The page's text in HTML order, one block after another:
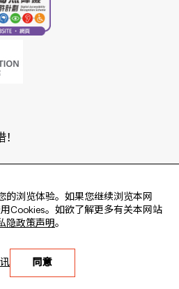
的浏览体验。如果您继续浏览本网
Cookies。如欲了解更多有关本网站
隐政策声明。
同意